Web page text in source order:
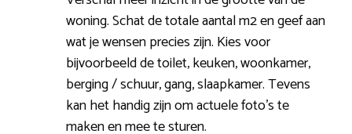
woning. Schat de totale aantal m2 en geef aan
wat je wensen precies zijn. Kies voor
bijvoorbeeld de toilet, keuken, woonkamer,
berging / schuur, gang, slaapkamer. Tevens
kan het handig zijn om actuele foto’s te
maken en mee te sturen.